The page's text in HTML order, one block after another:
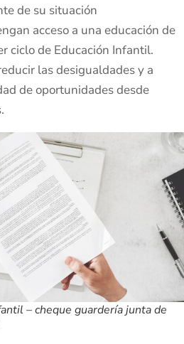
de su situación
acceso a una educación de
ciclo de Educación Infantil.
las desigualdades y a
de oportunidades desde
– cheque guardería junta de